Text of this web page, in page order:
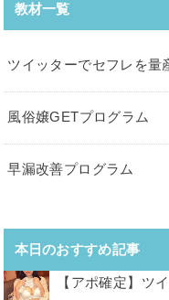
教材一覧
ツイッターでセフレを量
風俗嬢GETプログラム
早漏改善プログラム
本日のおすすめ記事
【アポ確定】ツ